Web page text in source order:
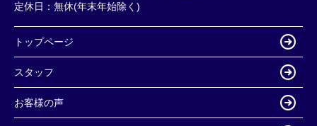
定休日： 無休(年末年始除く)
トップページ
スタッフ
お客様の声